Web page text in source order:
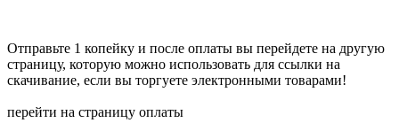
Отправьте 1 копейку и после оплаты вы перейдете на другую
страницу, которую можно использовать для ссылки на
скачивание, если вы торгуете электронными товарами!
перейти на страницу оплаты